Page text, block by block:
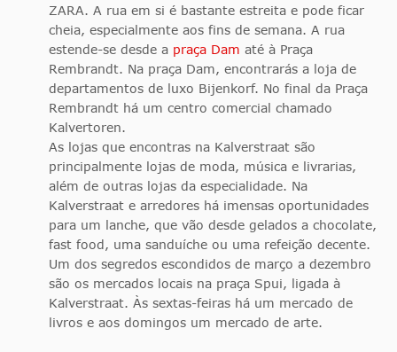
ZARA. A rua em si é bastante estreita e pode ficar
cheia, especialmente aos fins de semana. A rua
estende-se desde a praça Dam até à Praça
Rembrandt. Na praça Dam, encontrarás a loja de
departamentos de luxo Bijenkorf. No final da Praça
Rembrandt há um centro comercial chamado
Kalvertoren.
As lojas que encontras na Kalverstraat são
principalmente lojas de moda, música e livrarias,
além de outras lojas da especialidade. Na
Kalverstraat e arredores há imensas oportunidades
para um lanche, que vão desde gelados a chocolate,
fast food, uma sanduíche ou uma refeição decente.
Um dos segredos escondidos de março a dezembro
são os mercados locais na praça Spui, ligada à
Kalverstraat. Às sextas-feiras há um mercado de
livros e aos domingos um mercado de arte.